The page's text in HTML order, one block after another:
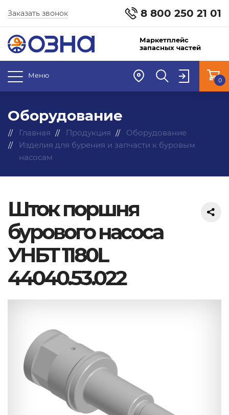
8 800 250 21 01
Заказать звонок
Маркетплейс
запасных частей
Меню
0
Оборудование
Главная Продукция
Оборудование
Изделия для бурения и запчасти к буровым
насосам
Шток поршня
бурового насоса
УНБТ 1180L
44040.53.022